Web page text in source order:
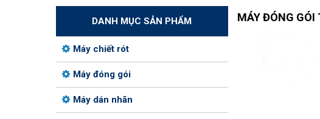
MÁY ĐÓNG GÓI
DANH MỤC SẢN PHẨM
Máy chiết rót
Máy đóng gói
Máy dán nhãn